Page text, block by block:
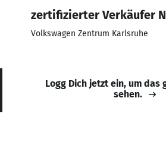
zertifizierter Verkäufer
Volkswagen Zentrum Karlsruhe
Logg Dich jetzt ein, um das
sehen.